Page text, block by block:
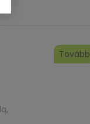
Tovább